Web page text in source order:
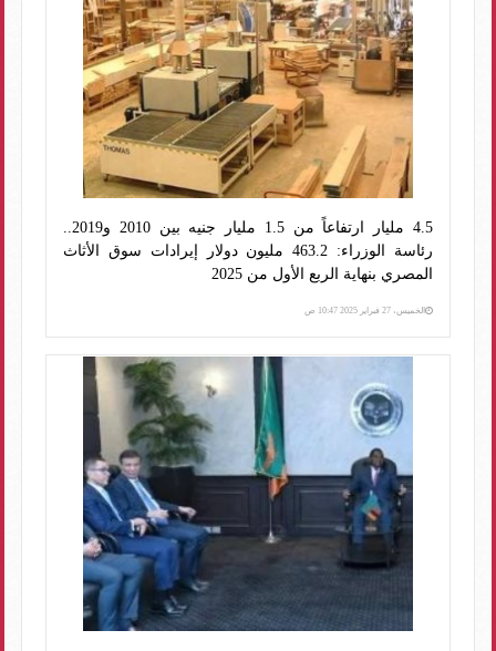
4.5 مليار ارتفاعاً من 1.5 مليار جنيه بين 2010 و2019..
رئاسة الوزراء: 463.2 مليون دولار إيرادات سوق الأثاث
المصري بنهاية الربع الأول من 2025
الخميس، 27 فبراير 2025 10:47 ص